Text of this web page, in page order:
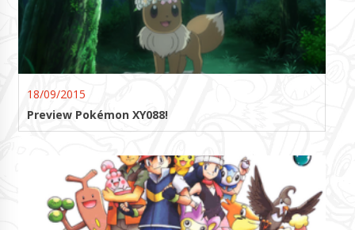
18/09/2015
Preview Pokémon XY088!